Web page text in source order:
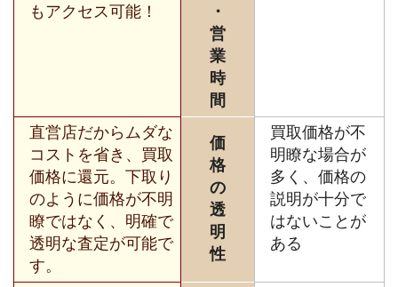
もアクセス可能！
・
営
業
時
間
直営店だからムダな
コストを省き、買取
価格に還元。下取り
のように価格が不明
瞭ではなく、明確で
透明な査定が可能で
す。
価
格
の
透
明
性
買取価格が不
明瞭な場合が
多く、価格の
説明が十分で
はないことが
ある